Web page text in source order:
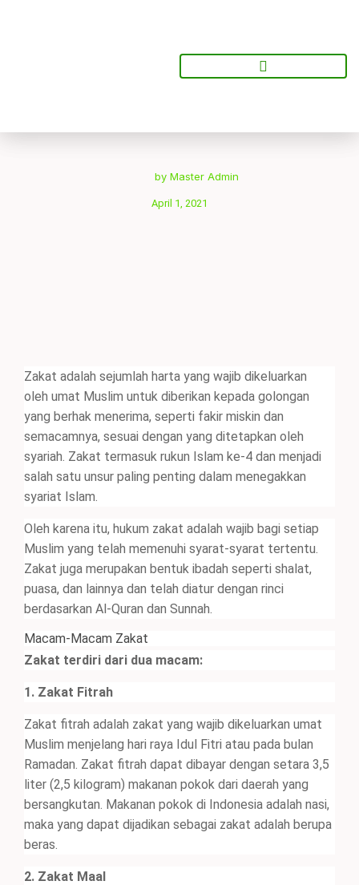
by Master Admin
April 1, 2021
Zakat adalah sejumlah harta yang wajib dikeluarkan
oleh umat Muslim untuk diberikan kepada golongan
yang berhak menerima, seperti fakir miskin dan
semacamnya, sesuai dengan yang ditetapkan oleh
syariah. Zakat termasuk rukun Islam ke-4 dan menjadi
salah satu unsur paling penting dalam menegakkan
syariat Islam.
Oleh karena itu, hukum zakat adalah wajib bagi setiap
Muslim yang telah memenuhi syarat-syarat tertentu.
Zakat juga merupakan bentuk ibadah seperti shalat,
puasa, dan lainnya dan telah diatur dengan rinci
berdasarkan Al-Quran dan Sunnah.
Macam-Macam Zakat
Zakat terdiri dari dua macam:
1. Zakat Fitrah
Zakat fitrah adalah zakat yang wajib dikeluarkan umat
Muslim menjelang hari raya Idul Fitri atau pada bulan
Ramadan. Zakat fitrah dapat dibayar dengan setara 3,5
liter (2,5 kilogram) makanan pokok dari daerah yang
bersangkutan. Makanan pokok di Indonesia adalah nasi,
maka yang dapat dijadikan sebagai zakat adalah berupa
beras.
2. Zakat Maal